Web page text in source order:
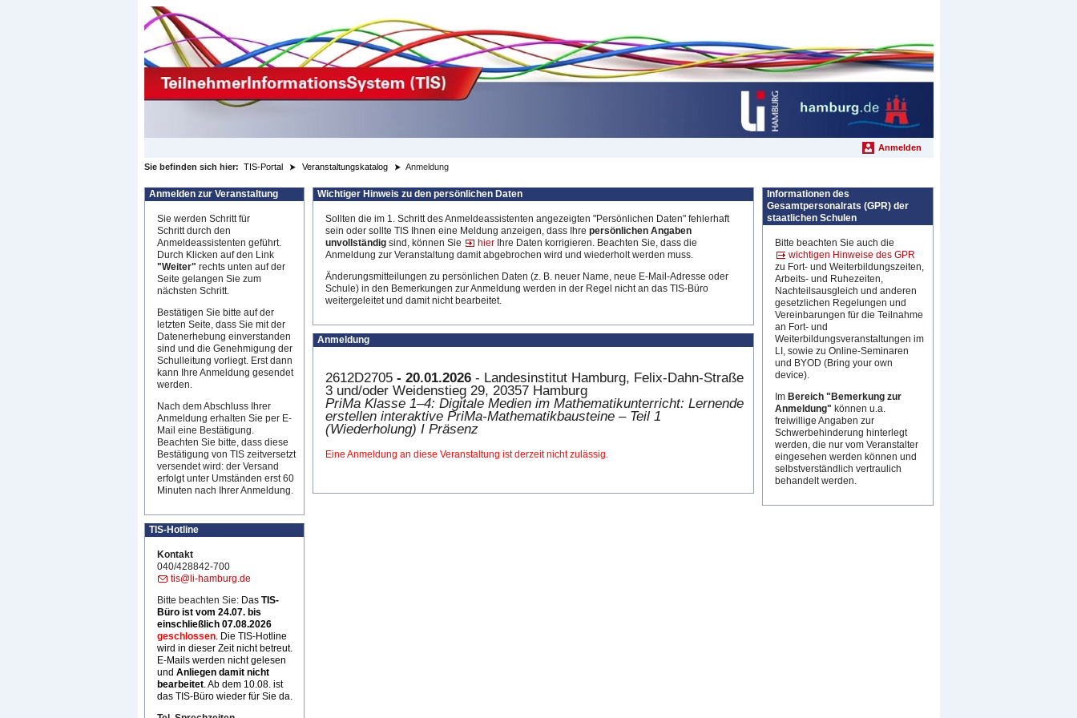
Anmelden
Sie befinden sich hier: TIS-Portal Veranstaltungskatalog Anmeldung
Anmelden zur Veranstaltung
Sie werden Schritt für
Schritt durch den
Anmeldeassistenten geführt.
Durch Klicken auf den Link
"Weiter" rechts unten auf der
Seite gelangen Sie zum
nächsten Schritt.
Bestätigen Sie bitte auf der
letzten Seite, dass Sie mit der
Datenerhebung einverstanden
sind und die Genehmigung der
Schulleitung vorliegt. Erst dann
kann Ihre Anmeldung gesendet
werden.
Nach dem Abschluss Ihrer
Anmeldung erhalten Sie per E-
Mail eine Bestätigung.
Beachten Sie bitte, dass diese
Bestätigung von TIS zeitversetzt
versendet wird: der Versand
erfolgt unter Umständen erst 60
Minuten nach Ihrer Anmeldung.
TIS-Hotline
Kontakt
040/428842-700
tis@li-hamburg.de
Bitte beachten Sie: Das TIS-
Büro ist vom 24.07. bis
einschließlich 07.08.2026
geschlossen. Die TIS-Hotline
wird in dieser Zeit nicht betreut.
E-Mails werden nicht gelesen
und Anliegen damit nicht
bearbeitet. Ab dem 10.08. ist
das TIS-Büro wieder für Sie da.
Wichtiger Hinweis zu den persönlichen Daten
Sollten die im 1. Schritt des Anmeldeassistenten angezeigten "Persönlichen Daten" fehlerhaft
sein oder sollte TIS Ihnen eine Meldung anzeigen, dass Ihre persönlichen Angaben
unvollständigsind, können Sie hierIhre Daten korrigieren. Beachten Sie, dass die
Anmeldung zur Veranstaltung damit abgebrochen wird und wiederholt werden muss.
Änderungsmitteilungen zu persönlichen Daten (z. B. neuer Name, neue E-Mail-Adresse oder
Schule) in den Bemerkungen zur Anmeldung werden in der Regel nicht an das TIS-Büro
weitergeleitet und damit nicht bearbeitet.
Anmeldung
2612D2705 - 20.01.2026 - Landesinstitut Hamburg, Felix-Dahn-Straße
3 und/oder Weidenstieg 29, 20357 Hamburg
PriMa Klasse 1–4: Digitale Medien im Mathematikunterricht: Lernende
erstellen interaktive PriMa-Mathematikbausteine – Teil 1
(Wiederholung) I Präsenz
Eine Anmeldung an diese Veranstaltung ist derzeit nicht zulässig.
Informationen des
Gesamtpersonalrats (GPR) der
staatlichen Schulen
Bitte beachten Sie auch die
wichtigen Hinweise des GPR
zu Fort- und Weiterbildungszeiten,
Arbeits- und Ruhezeiten,
Nachteilsausgleich und anderen
gesetzlichen Regelungen und
Vereinbarungen für die Teilnahme
an Fort- und
Weiterbildungsveranstaltungen im
LI, sowie zu Online-Seminaren
und BYOD (Bring your own
device).
Im Bereich "Bemerkung zur
Anmeldung" können u.a.
freiwillige Angaben zur
Schwerbehinderung hinterlegt
werden, die nur vom Veranstalter
eingesehen werden können und
selbstverständlich vertraulich
behandelt werden.